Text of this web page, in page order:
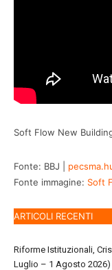
Soft Flow New
Fonte: BBJ |
Fonte immagine: Soft
ARTICOLI RECENTI
Riforme Istituzionali,
Luglio – 1 Agosto 2026)